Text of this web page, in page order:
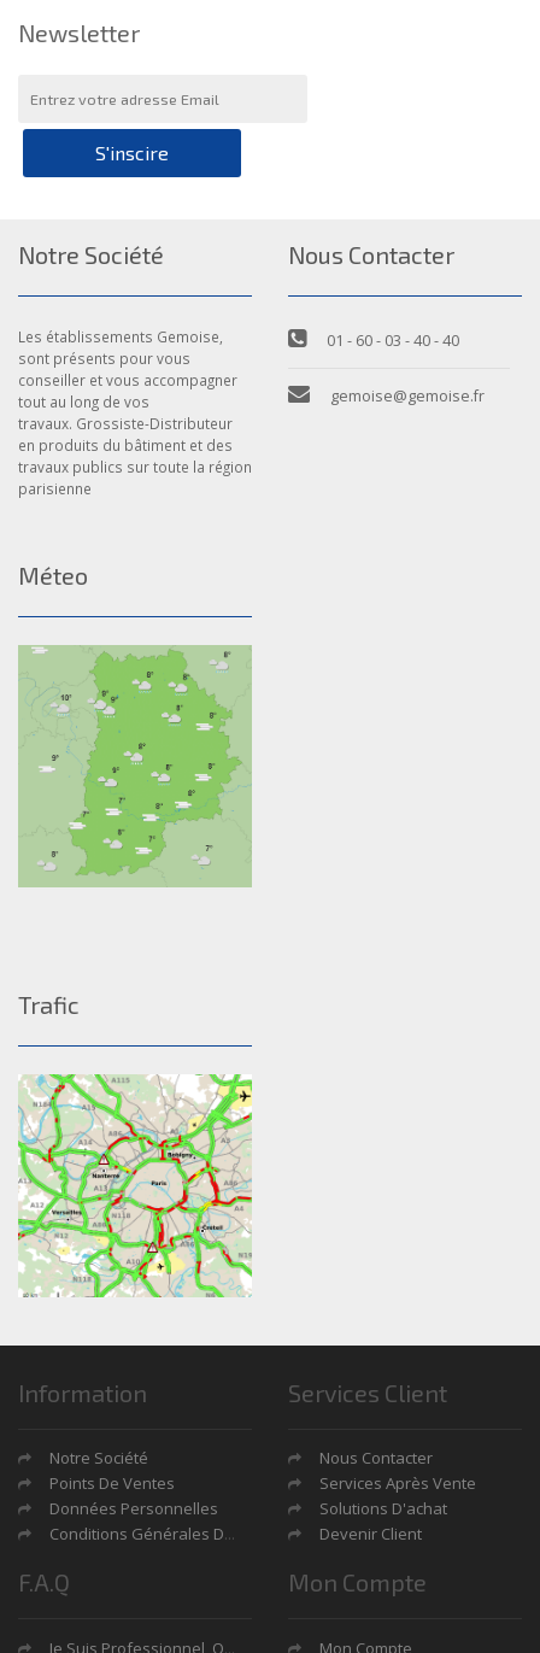
Newsletter
S'inscire
Notre Société
Les établissements Gemoise,
sont présents pour vous
conseiller et vous accompagner
tout au long de vos
travaux. Grossiste-Distributeur
en produits du bâtiment et des
travaux publics sur toute la région
parisienne
Nous Contacter
01 - 60 - 03 - 40 - 40
gemoise@gemoise.fr
Méteo
Trafic
Information
Notre Société
Points De Ventes
Données Personnelles
Conditions Générales De Ventes
Services Client
Nous Contacter
Services Après Vente
Solutions D'achat
Devenir Client
F.A.Q
Je Suis Professionnel, Quels Sont Mes Avantages?
Mon Compte
Mon Compte